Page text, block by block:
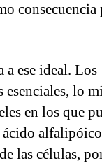
consecuencia
a ese ideal. Los
lo
en los que
las células,